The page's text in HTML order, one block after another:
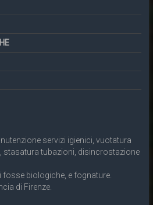
servizi igienici, vuotatura
stasatura tubazioni, disincrostazione
fosse biologiche, e fognature.
di Firenze.